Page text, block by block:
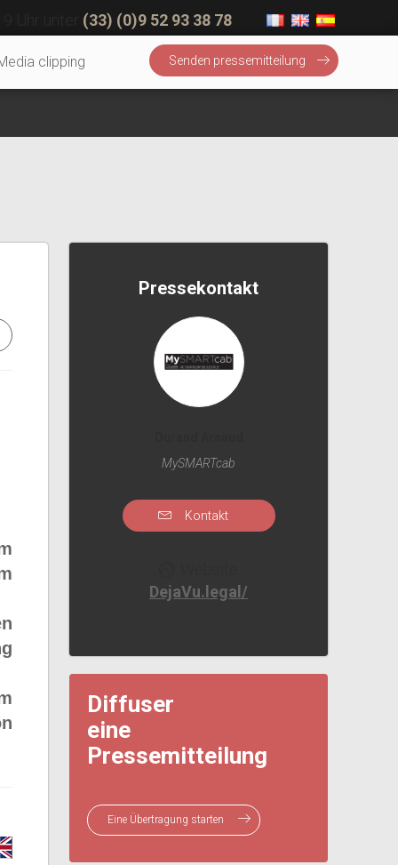
(33) (0)9 52 93 38 78
clipping Senden pressemitteilung
Pressekontakt
MySMARTcab
Kontakt
DejaVu.legal/
Diffuser
eine
Pressemitteilung
Eine Übertragung starten